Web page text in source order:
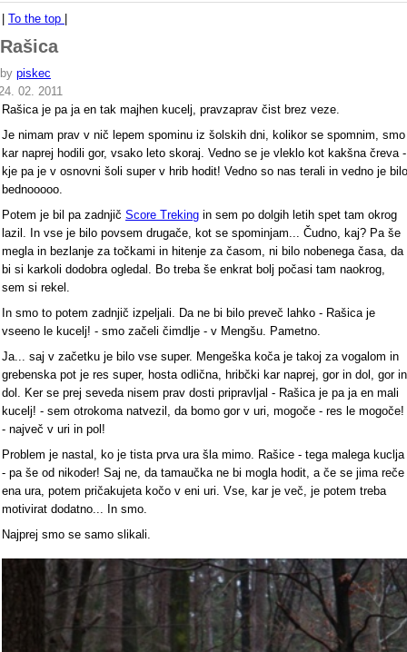
| To the top |
Rašica
by piskec
02. 2011
Rašica je pa ja en tak majhen kucelj, pravzaprav čist brez veze.
Je nimam prav v nič lepem spominu iz šolskih dni, kolikor se spomnim, smo
kar naprej hodili gor, vsako leto skoraj. Vedno se je vleklo kot kakšna čreva -
kje pa je v osnovni šoli super v hrib hodit! Vedno so nas terali in vedno je bilo
bednooooo.
Potem je bil pa zadnjič Score Treking in sem po dolgih letih spet tam okrog
lazil. In vse je bilo povsem drugače, kot se spominjam... Čudno, kaj? Pa še
megla in bezlanje za točkami in hitenje za časom, ni bilo nobenega časa, da
bi si karkoli dodobra ogledal. Bo treba še enkrat bolj počasi tam naokrog,
sem si rekel.
In smo to potem zadnjič izpeljali. Da ne bi bilo preveč lahko - Rašica je
vseeno le kucelj! - smo začeli čimdlje - v Mengšu. Pametno.
Ja... saj v začetku je bilo vse super. Mengeška koča je takoj za vogalom in
grebenska pot je res super, hosta odlična, hribčki kar naprej, gor in dol, gor in
dol. Ker se prej seveda nisem prav dosti pripravljal - Rašica je pa ja en mali
kucelj! - sem otrokoma natvezil, da bomo gor v uri, mogoče - res le mogoče!
- največ v uri in pol!
Problem je nastal, ko je tista prva ura šla mimo. Rašice - tega malega kuclja
- pa še od nikoder! Saj ne, da tamaučka ne bi mogla hodit, a če se jima reče
ena ura, potem pričakujeta kočo v eni uri. Vse, kar je več, je potem treba
motivirat dodatno... In smo.
Najprej smo se samo slikali.